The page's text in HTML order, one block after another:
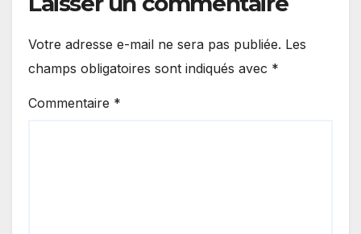
Votre adresse e-mail ne sera pas publiée. Les
champs obligatoires sont indiqués avec *
Commentaire *